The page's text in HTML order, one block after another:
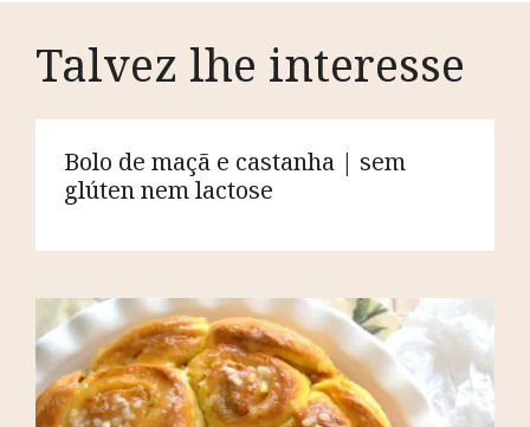
Talvez lhe interesse
Bolo de maçã e castanha | sem
glúten nem lactose